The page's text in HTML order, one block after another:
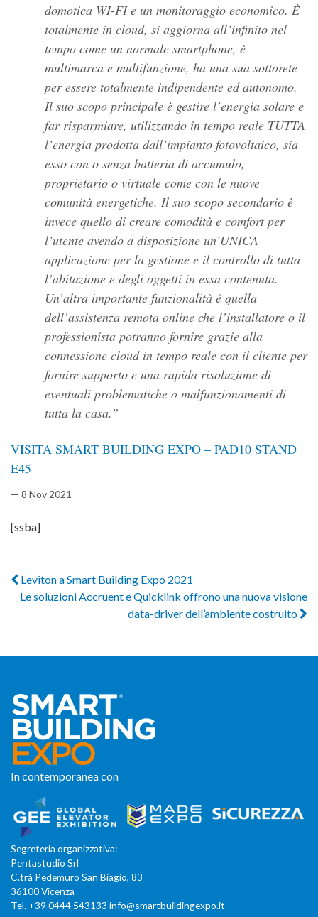
domotica WI-FI e un monitoraggio economico. È
totalmente in cloud, si aggiorna all’infinito nel
tempo come un normale smartphone, è
multimarca e multifunzione, ha una sua sottorete
per essere totalmente indipendente ed autonomo.
Il suo scopo principale è gestire l’energia solare e
far risparmiare, utilizzando in tempo reale TUTTA
l’energia prodotta dall’impianto fotovoltaico, sia
esso con o senza batteria di accumulo,
proprietario o virtuale come con le nuove
comunità energetiche. Il suo scopo secondario è
invece quello di creare comodità e comfort per
l’utente avendo a disposizione un’UNICA
applicazione per la gestione e il controllo di tutta
l’abitazione e degli oggetti in essa contenuta.
Un’altra importante funzionalità è quella
dell’assistenza remota online che l’installatore o il
professionista potranno fornire grazie alla
connessione cloud in tempo reale con il cliente per
fornire supporto e una rapida risoluzione di
eventuali problematiche o malfunzionamenti di
tutta la casa.
VISITA SMART BUILDING EXPO – PAD10 STAND
E45
— 8 Nov 2021
[ssba]
Leviton a Smart Building Expo 2021
Le soluzioni Accruent e Quicklink offrono una nuova visione
data-driver dell’ambiente costruito
In contemporanea con
Segreteria organizzativa:
Pentastudio Srl
C.trà Pedemuro San Biagio, 83
36100 Vicenza
Tel. +39 0444 543133 info@smartbuildingexpo.it